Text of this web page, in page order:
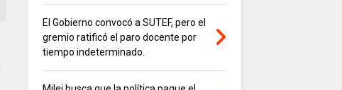
El Gobierno convocó a SUTEF, pero el
gremio ratificó el paro docente por
tiempo indeterminado.